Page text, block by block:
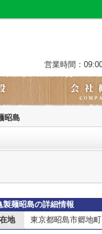
営業時間：
昭島
製麺昭島の詳細情報
地
東京都昭島市郷地